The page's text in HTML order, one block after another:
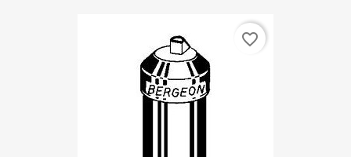
favorite_border